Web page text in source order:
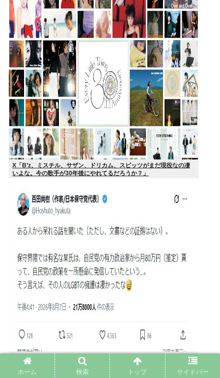
X「B’z、ミスチル、サザン、ドリカム、スピッツがまだ現役なの凄
いよな。今の歌手が30年後にやれてるだろうか？」
百田尚樹、保守著名インフルエンサーへの自民党献金疑惑を投稿し炎
ホーム 検索 トップ サイドバー